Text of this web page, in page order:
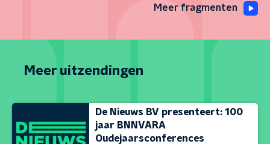
Meer fragmenten
Meer uitzendingen
De Nieuws BV presenteert: 100
jaar BNNVARA
Oudejaarsconferences